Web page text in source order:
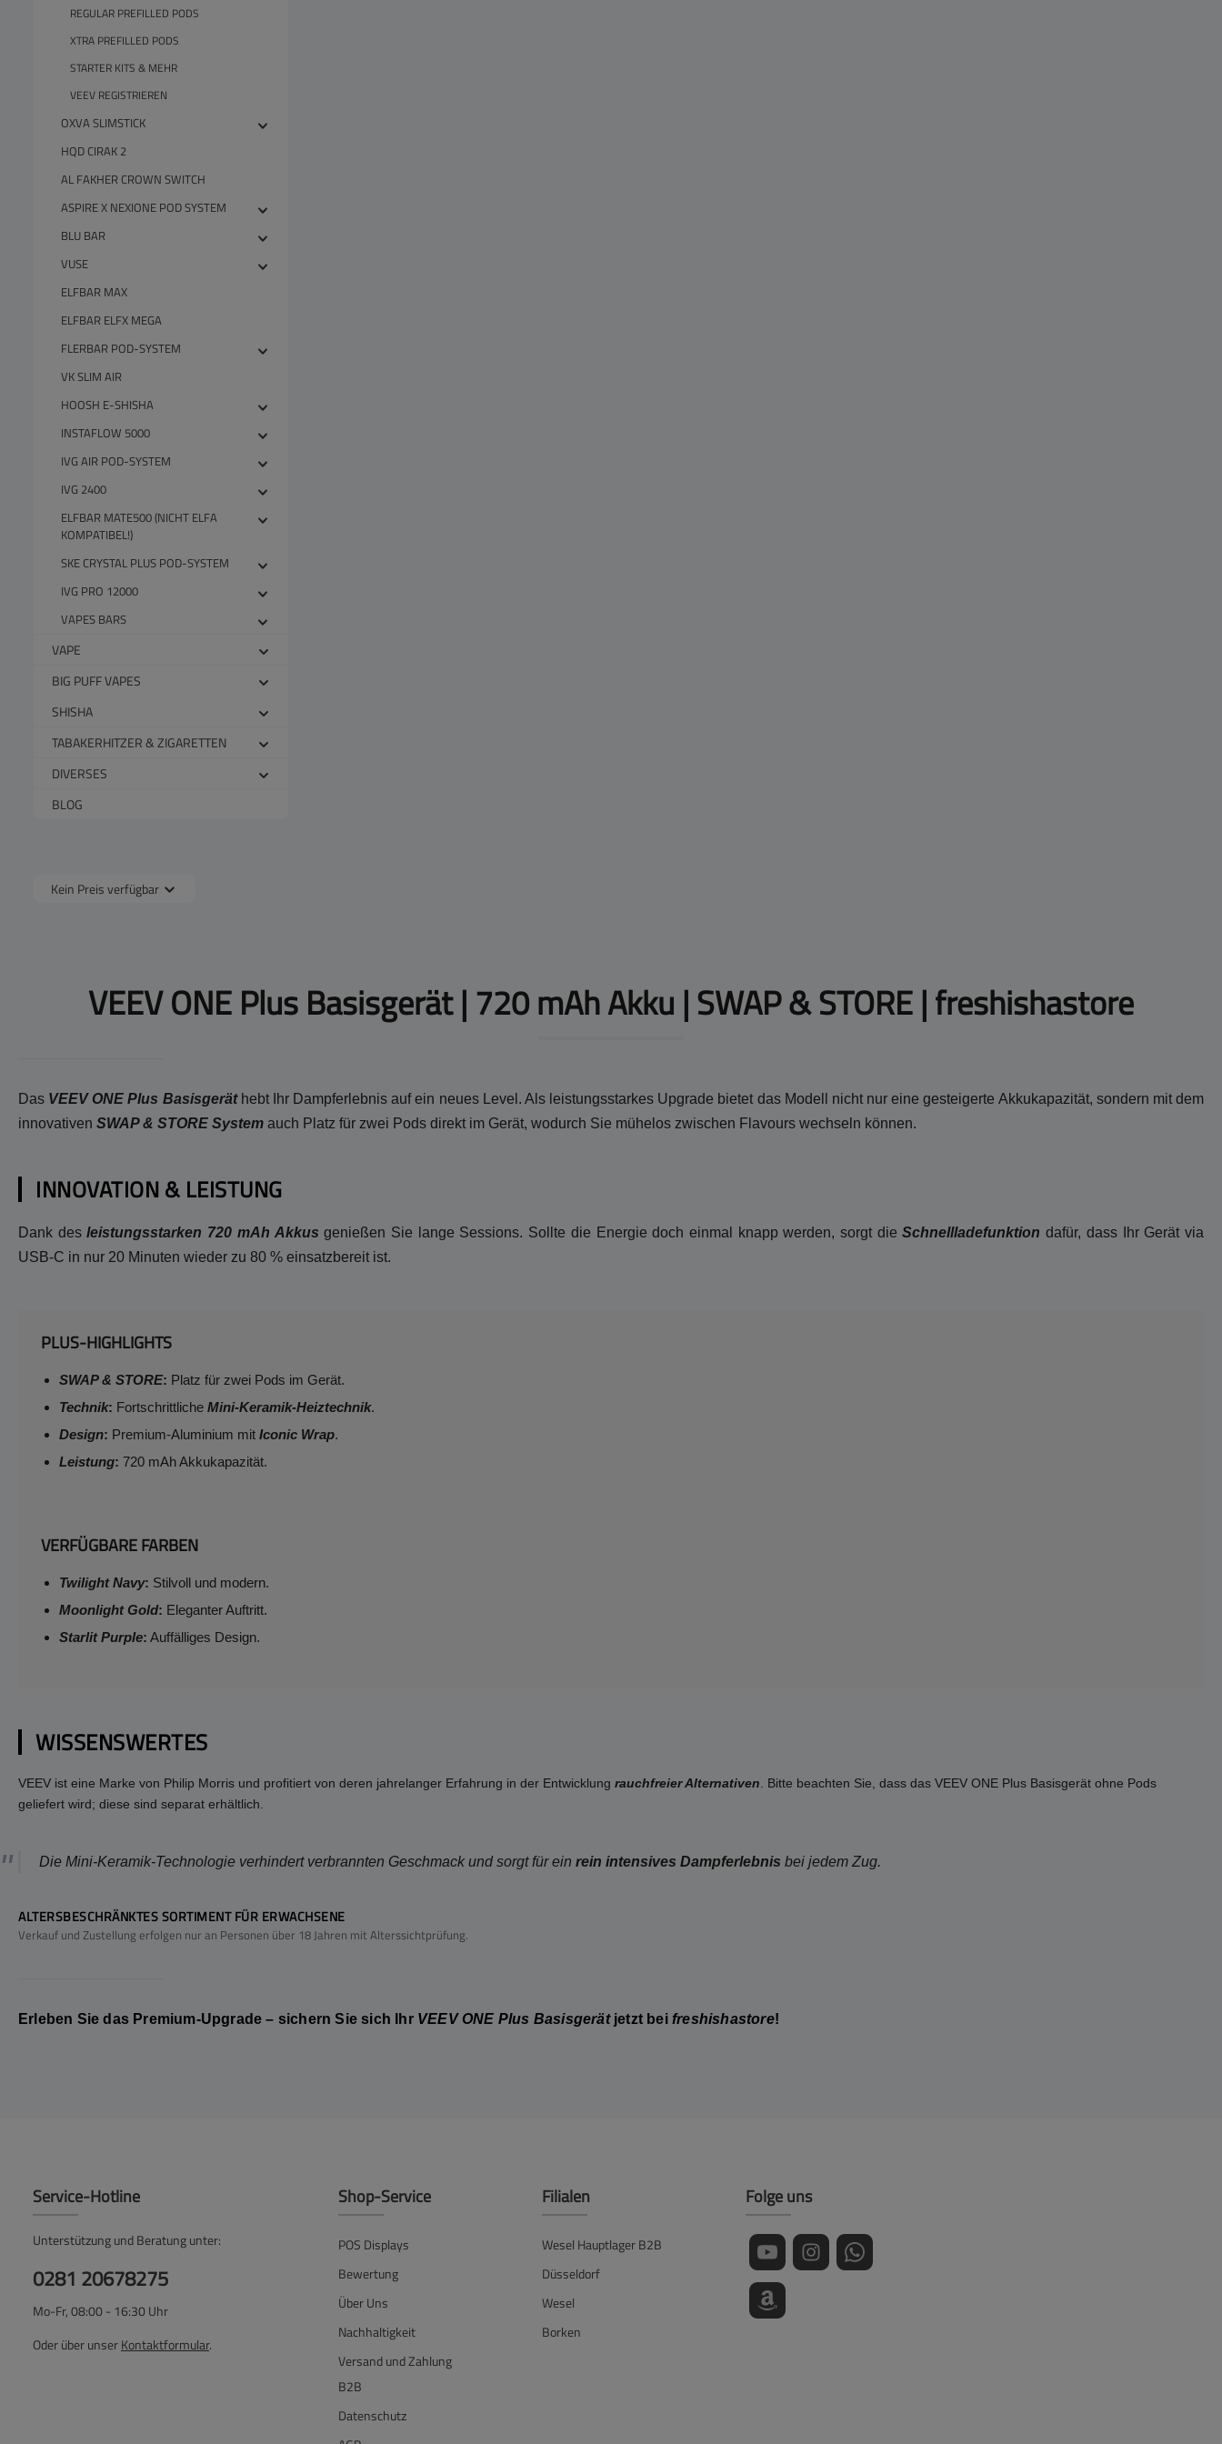
REGULAR PREFILLED PODS
XTRA PREFILLED PODS
STARTER KITS & MEHR
VEEV REGISTRIEREN
OXVA SLIMSTICK
HQD CIRAK 2
AL FAKHER CROWN SWITCH
ASPIRE X NEXIONE POD SYSTEM
BLU BAR
VUSE
ELFBAR MAX
ELFBAR ELFX MEGA
FLERBAR POD-SYSTEM
VK SLIM AIR
HOOSH E-SHISHA
INSTAFLOW 5000
IVG AIR POD-SYSTEM
IVG 2400
ELFBAR MATE500 (NICHT ELFA
KOMPATIBEL!)
SKE CRYSTAL PLUS POD-SYSTEM
IVG PRO 12000
VAPES BARS
VAPE
BIG PUFF VAPES
SHISHA
TABAKERHITZER & ZIGARETTEN
DIVERSES
BLOG
Kein Preis verfügbar
VEEV ONE Plus Basisgerät | 720 mAh Akku | SWAP & STORE | freshishastore
Das VEEV ONE Plus Basisgeräthebt Ihr Dampferlebnis auf ein neues Level. Als leistungsstarkes Upgrade bietet das Modell nicht nur eine gesteigerte Akkukapazität, sondern mit dem
innovativen SWAP & STORE System auch Platz für zwei Pods direkt im Gerät, wodurch Sie mühelos zwischen Flavours wechseln können.
INNOVATION & LEISTUNG
Dank desleistungsstarken 720 mAh Akkus genießen Sie lange Sessions. Sollte die Energie doch einmal knapp werden, sorgt dieSchnellladefunktion dafür, dass Ihr Gerät via
USB-C in nur 20 Minuten wieder zu 80 % einsatzbereit ist.
PLUS-HIGHLIGHTS
SWAP & STORE: Platz für zwei Pods im Gerät.
Technik: Fortschrittliche Mini-Keramik-Heiztechnik.
Design: Premium-Aluminium mit Iconic Wrap.
Leistung: 720 mAh Akkukapazität.
VERFÜGBARE FARBEN
Twilight Navy: Stilvoll und modern.
Moonlight Gold: Eleganter Auftritt.
Starlit Purple: Auffälliges Design.
WISSENSWERTES
VEEV ist eine Marke von Philip Morris und profitiert von deren jahrelanger Erfahrung in der Entwicklung rauchfreier Alternativen . Bitte beachten Sie, dass das VEEV ONE Plus Basisgerät ohne Pods
geliefert wird; diese sind separat erhältlich.
Die Mini-Keramik-Technologie verhindert verbrannten Geschmack und sorgt für ein rein intensives Dampferlebnis bei jedem Zug.
ALTERSBESCHRÄNKTES SORTIMENT FÜR ERWACHSENE
Verkauf und Zustellung erfolgen nur an Personen über 18 Jahren mit Alterssichtprüfung.
Erleben Sie das Premium-Upgrade – sichern Sie sich Ihr VEEV ONE Plus Basisgerätjetzt bei freshishastore!
Service-Hotline
Unterstützung und Beratung unter:
0281 20678275
Mo-Fr, 08:00 - 16:30 Uhr
Oder über unserKontaktformular.
Shop-Service
POS Displays
Bewertung
Über Uns
Nachhaltigkeit
Versand und Zahlung
B2B
Datenschutz
Filialen
Wesel Hauptlager B2B
Düsseldorf
Wesel
Borken
Folge uns